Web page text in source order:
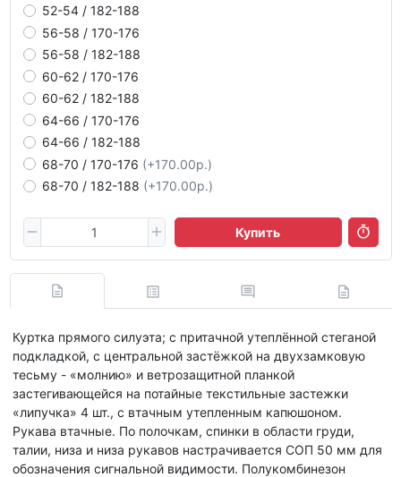
52-54 / 182-188
56-58 / 170-176
56-58 / 182-188
60-62 / 170-176
60-62 / 182-188
64-66 / 170-176
64-66 / 182-188
68-70 / 170-176 (+170.00р.)
68-70 / 182-188 (+170.00р.)
Купить
Куртка прямого силуэта; с притачной утеплённой стеганой
подкладкой, с центральной застёжкой на двухзамковую
тесьму - «молнию» и ветрозащитной планкой
застегивающейся на потайные текстильные застежки
«липучка» 4 шт., с втачным утепленным капюшоном.
Рукава втачные. По полочкам, спинки в области груди,
талии, низа и низа рукавов настрачивается СОП 50 мм для
обозначения сигнальной видимости. Полукомбинезон